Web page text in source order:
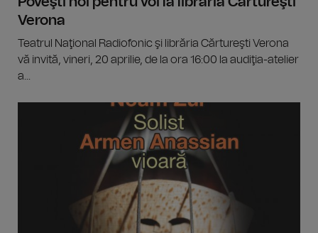
Verona
Teatrul Naţional Radiofonic şi librăria Cărtureşti Verona
vă invită, vineri, 20 aprilie, de la ora 16:00 la audiţia-atelier
a...